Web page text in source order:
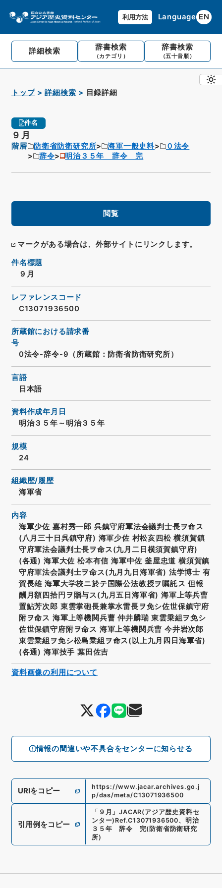
利用方法 Language EN
詳細検索 辞書検索
（カテゴリ）
辞書検索
（五十音順）
トップ 詳細検索 目録詳細
件名
９月
階層 防衛省防衛研究所 海軍一般史料
０法令
辞令
明治３５年 辞令 完
閲覧
マークがある場合は、外部サイトにリンクします。
情報の間違いや不具合をセンターに知らせる
件名標題
９月
レファレンスコード
C13071936500
所蔵館における請求番
号
0法令-辞令-9（所蔵館：防衛省防衛研究所）
言語
日本語
資料作成年月日
明治３５年～明治３５年
規模
24
組織歴/履歴
海軍省
内容
海軍少佐 嘉村秀一郎 呉鎮守府軍法会議判士長ヲ命ス
(八月三十日呉鎮守府) 海軍少佐 村松亥四松 横須賀鎮
守府軍法会議判士長ヲ命ス(九月二日横須賀鎮守府)
(各通) 海軍大佐 松本有信 海軍中佐 釜屋忠道 横須賀鎮
守府軍法会議判士ヲ命ス(九月九日海軍省) 法学博士 有
賀長雄 海軍大学校ニ於テ国際公法教授ヲ嘱託ス 但報
酬月額四拾円ヲ贈与ス(九月五日海軍省) 海軍上等兵曹
置鮎芳次郎 東雲掌砲長兼掌水雷長ヲ免シ佐世保鎮守府
附ヲ命ス 海軍上等機関兵曹 仲井麟瑞 東雲乗組ヲ免シ
佐世保鎮守府附ヲ命ス 海軍上等機関兵曹 今井岩次郎
東雲乗組ヲ免シ松島乗組ヲ命ス(以上九月四日海軍省)
(各通) 海軍技手 葉田佐吉
URIをコピー
https://www.jacar.archives.go.j
p/das/meta/C13071936500
引用例をコピー
「 ９月 」JACAR(アジア歴史資料セ
ンター) Ref.C13071936500、 明治
３５年 辞令 完(防衛省防衛研究
所)
資料画像の利用について